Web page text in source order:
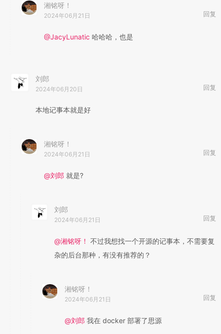
湘铭呀！
2024年06月21日 回复
@JacyLunatic 哈哈哈，也是
刘郎
2024年06月20日 回复
本地记事本就是好
湘铭呀！
2024年06月21日 回复
@刘郎 就是?
刘郎
2024年06月21日 回复
@湘铭呀！ 不过我想找一个开源的记事本，不需要复
杂的后台那种，有没有推荐的？
湘铭呀！
2024年06月21日 回复
@刘郎 我在 docker 部署了思源